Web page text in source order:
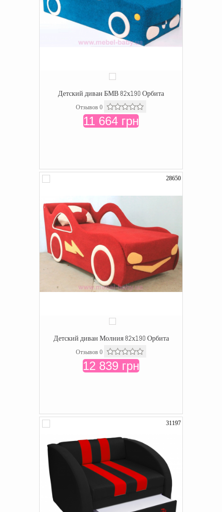
Детский диван БМВ 82х190 Орбита
Отзывов 0
11 664 грн
28650
Детский диван Молния 82х190 Орбита
Отзывов 0
12 839 грн
31197